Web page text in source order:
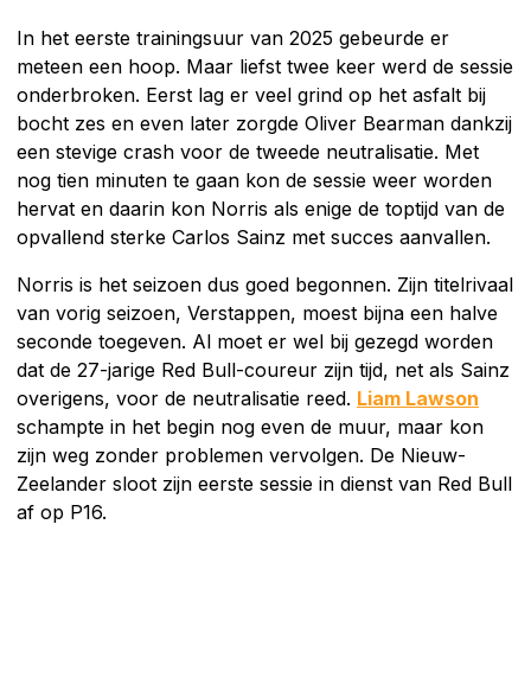
In het eerste trainingsuur van 2025 gebeurde er
meteen een hoop. Maar liefst twee keer werd de sessie
onderbroken. Eerst lag er veel grind op het asfalt bij
bocht zes en even later zorgde Oliver Bearman dankzij
een stevige crash voor de tweede neutralisatie. Met
nog tien minuten te gaan kon de sessie weer worden
hervat en daarin kon Norris als enige de toptijd van de
opvallend sterke Carlos Sainz met succes aanvallen.
Norris is het seizoen dus goed begonnen. Zijn titelrivaal
van vorig seizoen, Verstappen, moest bijna een halve
seconde toegeven. Al moet er wel bij gezegd worden
dat de 27-jarige Red Bull-coureur zijn tijd, net als Sainz
overigens, voor de neutralisatie reed. Liam Lawson
schampte in het begin nog even de muur, maar kon
zijn weg zonder problemen vervolgen. De Nieuw-
Zeelander sloot zijn eerste sessie in dienst van Red Bull
af op P16.